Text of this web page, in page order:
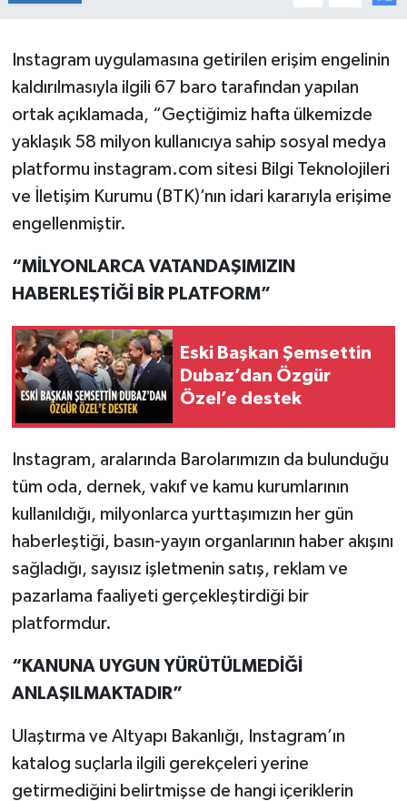
Instagram uygulamasına getirilen erişim engelinin
kaldırılmasıyla ilgili 67 baro tarafından yapılan
ortak açıklamada, “Geçtiğimiz hafta ülkemizde
yaklaşık 58 milyon kullanıcıya sahip sosyal medya
platformu instagram.com sitesi Bilgi Teknolojileri
ve İletişim Kurumu (BTK)’nın idari kararıyla erişime
engellenmiştir.
“MİLYONLARCA VATANDAŞIMIZIN
HABERLEŞTİĞİ BİR PLATFORM”
Eski Başkan Şemsettin
Dubaz’dan Özgür
Özel’e destek
Instagram, aralarında Barolarımızın da bulunduğu
tüm oda, dernek, vakıf ve kamu kurumlarının
kullanıldığı, milyonlarca yurttaşımızın her gün
haberleştiği, basın-yayın organlarının haber akışını
sağladığı, sayısız işletmenin satış, reklam ve
pazarlama faaliyeti gerçekleştirdiği bir
platformdur.
“KANUNA UYGUN YÜRÜTÜLMEDİĞİ
ANLAŞILMAKTADIR”
Ulaştırma ve Altyapı Bakanlığı, Instagram’ın
katalog suçlarla ilgili gerekçeleri yerine
getirmediğini belirtmişse de hangi içeriklerin